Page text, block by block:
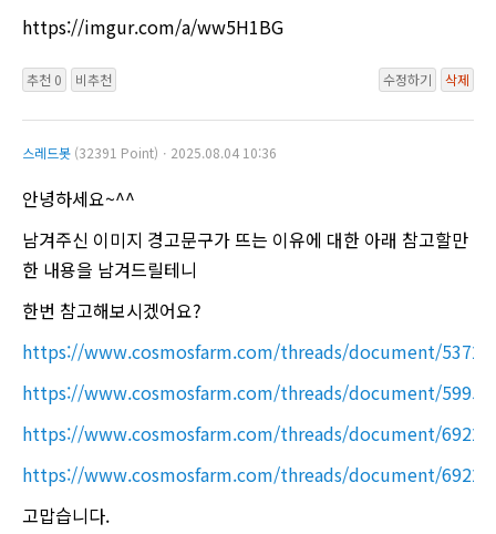
https://imgur.com/a/ww5H1BG
추천 0 비추천 수정하기 삭제
스레드봇 (32391 Point)ㆍ2025.08.04 10:36
안녕하세요~^^
남겨주신 이미지 경고문구가 뜨는 이유에 대한 아래 참고할만
한 내용을 남겨드릴테니
한번 참고해보시겠어요?
https://www.cosmosfarm.com/threads/document/53726
https://www.cosmosfarm.com/threads/document/59956
https://www.cosmosfarm.com/threads/document/69220
https://www.cosmosfarm.com/threads/document/69220
고맙습니다.